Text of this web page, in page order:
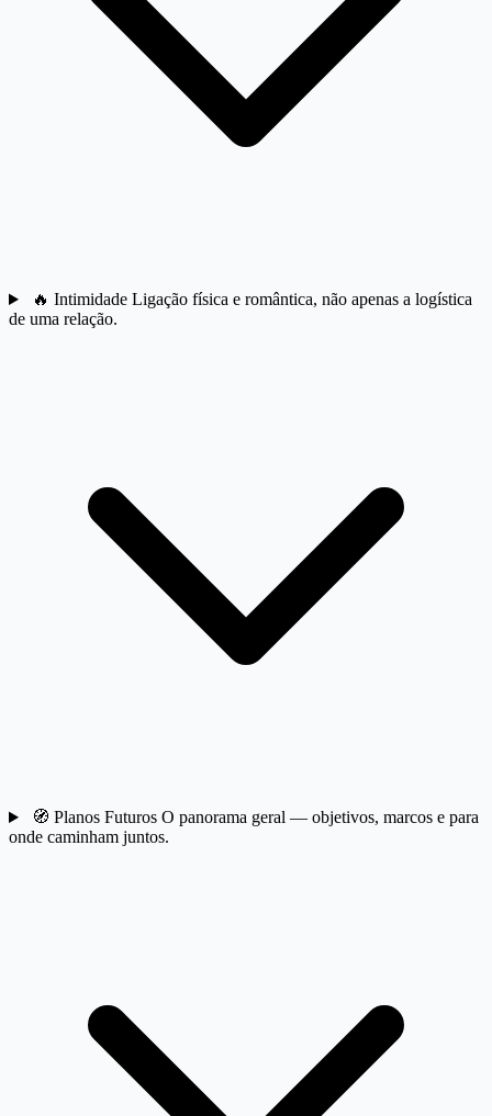
🔥 Intimidade Ligação física e romântica, não apenas a logística
de uma relação.
🧭 Planos Futuros O panorama geral — objetivos, marcos e para
onde caminham juntos.